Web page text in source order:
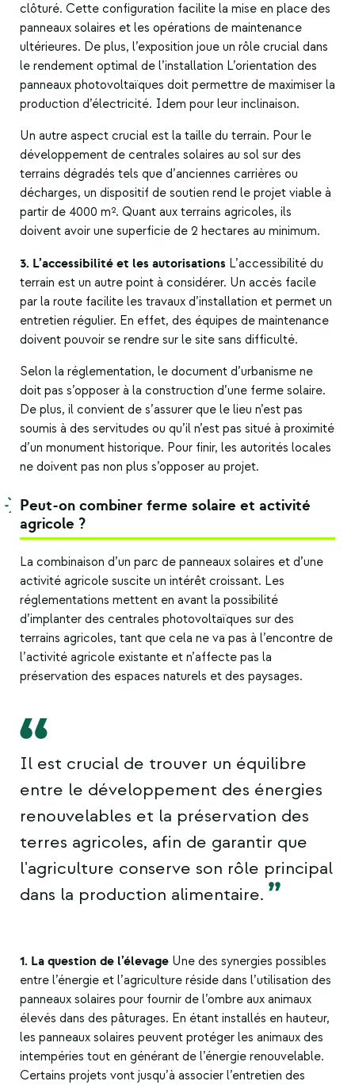
clôturé. Cette configuration facilite la mise en place des
panneaux solaires et les opérations de maintenance
ultérieures. De plus, l’exposition joue un rôle crucial dans
le rendement optimal de l’installation L’orientation des
panneaux photovoltaïques doit permettre de maximiser la
production d’électricité. Idem pour leur inclinaison.
Un autre aspect crucial est la taille du terrain. Pour le
développement de centrales solaires au sol sur des
terrains dégradés tels que d’anciennes carrières ou
décharges, un dispositif de soutien rend le projet viable à
partir de 4000 m². Quant aux terrains agricoles, ils
doivent avoir une superficie de 2 hectares au minimum.
3. L’accessibilité et les autorisations L’accessibilité du
terrain est un autre point à considérer. Un accès facile
par la route facilite les travaux d’installation et permet un
entretien régulier. En effet, des équipes de maintenance
doivent pouvoir se rendre sur le site sans difficulté.
Selon la réglementation, le document d’urbanisme ne
doit pas s’opposer à la construction d’une ferme solaire.
De plus, il convient de s’assurer que le lieu n’est pas
soumis à des servitudes ou qu’il n’est pas situé à proximité
d’un monument historique. Pour finir, les autorités locales
ne doivent pas non plus s’opposer au projet.
Peut-on combiner ferme solaire et activité
agricole ?
La combinaison d’un parc de panneaux solaires et d’une
activité agricole suscite un intérêt croissant. Les
réglementations mettent en avant la possibilité
d’implanter des centrales photovoltaïques sur des
terrains agricoles, tant que cela ne va pas à l’encontre de
l’activité agricole existante et n’affecte pas la
préservation des espaces naturels et des paysages.
Il est crucial de trouver un équilibre
entre le développement des énergies
renouvelables et la préservation des
terres agricoles, afin de garantir que
l'agriculture conserve son rôle principal
dans la production alimentaire.
1. La question de l’élevage Une des synergies possibles
entre l’énergie et l’agriculture réside dans l’utilisation des
panneaux solaires pour fournir de l’ombre aux animaux
élevés dans des pâturages. En étant installés en hauteur,
les panneaux solaires peuvent protéger les animaux des
intempéries tout en générant de l’énergie renouvelable.
Certains projets vont jusqu’à associer l’entretien des